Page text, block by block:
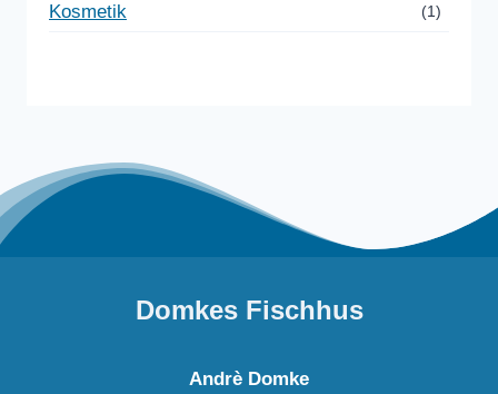
Kosmetik (1)
Domkes Fischhus
Andrè Domke